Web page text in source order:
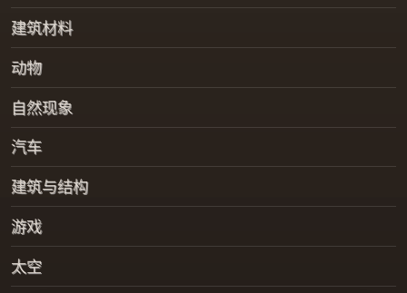
建筑材料
动物
自然现象
汽车
建筑与结构
游戏
太空